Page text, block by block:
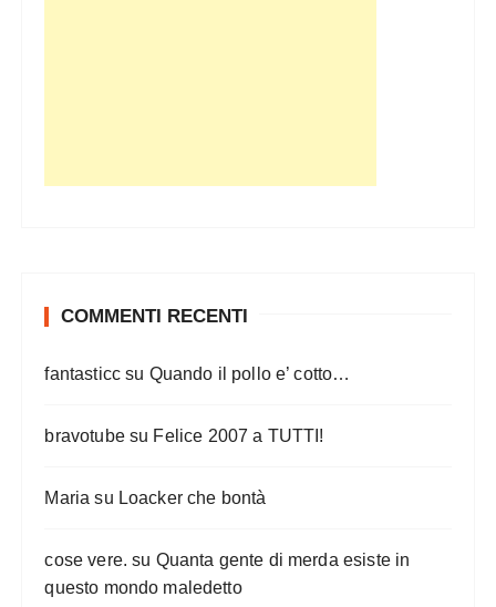
COMMENTI RECENTI
fantasticc su Quando il pollo e’ cotto…
bravotubesu Felice 2007 a TUTTI!
Maria su Loacker che bontà
cose vere. su Quanta gente di merda esiste in
questo mondo maledetto